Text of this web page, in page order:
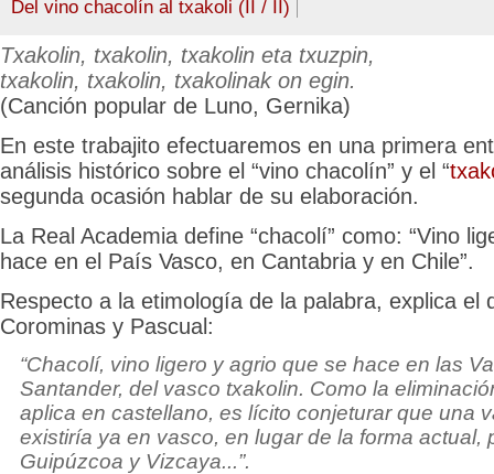
Del vino chacolín al txakoli (II / II)
Txakolin, txakolin, txakolin eta txuzpin,
txakolin, txakolin, txakolinak on egin.
(Canción popular de Luno, Gernika)
En este trabajito efectuaremos en una primera
análisis histórico sobre el “vino chacolín” y el “
segunda ocasión hablar de su elaboración.
La Real Academia define “chacolí” como: “Vino
hace en el País Vasco, en Cantabria y en Chile”.
Respecto a la etimología de la palabra, explica el
Corominas y Pascual:
“Chacolí, vino ligero y agrio que se hace en las
Santander, del vasco txakolin. Como la
aplica en castellano, es lícito conjeturar que una
existiría ya en vasco, en lugar de la forma actual,
Guipúzcoa y Vizcaya...”.